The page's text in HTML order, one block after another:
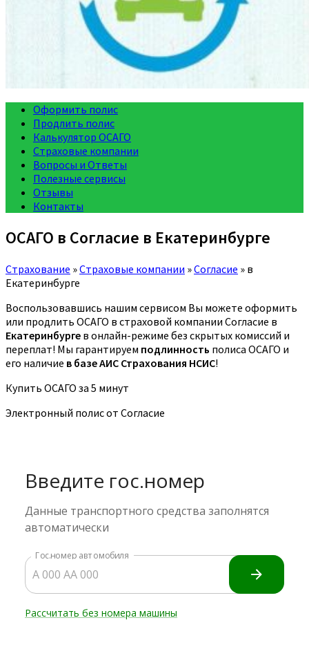
Оформить полис
Продлить полис
Калькулятор ОСАГО
Страховые компании
Вопросы и Ответы
Полезные сервисы
Отзывы
Контакты
ОСАГО в Согласие в Екатеринбурге
Страхование »Страховые компании »Согласие » в
Екатеринбурге
Воспользовавшись нашим сервисом Вы можете оформить
или продлить ОСАГО в страховой компании Согласие в
Екатеринбурге в онлайн-режиме без скрытых комиссий и
переплат! Мы гарантируем подлинность полиса ОСАГО и
его наличие в базе АИС Страхования НСИС!
Купить ОСАГО за 5 минут
Электронный полис от Согласие